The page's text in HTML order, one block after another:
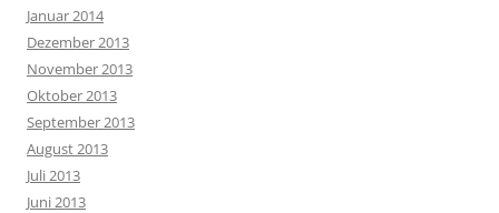
Januar 2014
Dezember 2013
November 2013
Oktober 2013
September 2013
August 2013
Juli 2013
Juni 2013